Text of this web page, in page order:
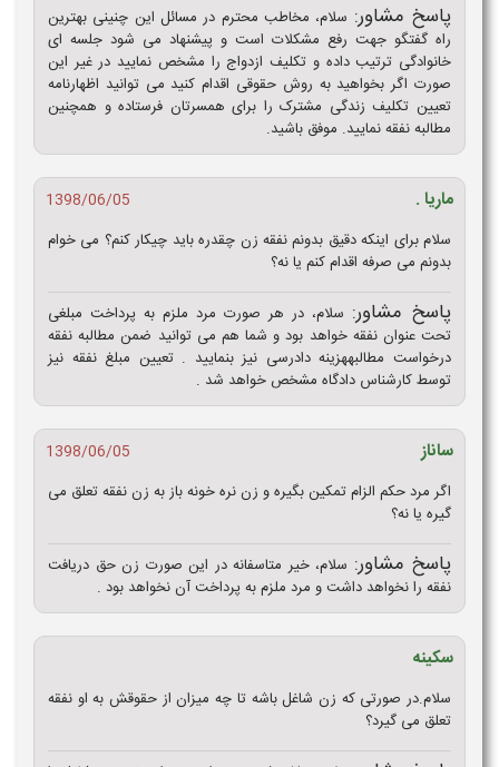
پاسخ مشاور: سلام، مخاطب محترم در مسائل این چنینی بهترین
راه گفتگو جهت رفع مشکلات است و پیشنهاد می شود جلسه ای
خانوادگی ترتیب داده و تکلیف ازدواج را مشخص نمایید در غیر این
صورت اگر بخواهید به روش حقوقی اقدام کنید می توانید اظهارنامه
تعیین تکلیف زندگی مشترک را برای همسرتان فرستاده و همچنین
مطالبه نفقه نمایید. موفق باشید.
ماریا .
1398/06/05
سلام برای اینکه دقیق بدونم نفقه زن چقدره باید چیکار کنم؟ می خوام
بدونم می صرفه اقدام کنم یا نه؟
پاسخ مشاور: سلام، در هر صورت مرد ملزم به پرداخت مبلغی
تحت عنوان نفقه خواهد بود و شما هم می توانید ضمن مطالبه نفقه
درخواست مطالبههزینه دادرسی نیز بنمایید . تعیین مبلغ نفقه نیز
توسط کارشناس دادگاه مشخص خواهد شد .
ساناز
1398/06/05
اگر مرد حکم الزام تمکین بگیره و زن نره خونه باز به زن نفقه تعلق می
گیره یا نه؟
پاسخ مشاور: سلام، خیر متاسفانه در این صورت زن حق دریافت
نفقه را نخواهد داشت و مرد ملزم به پرداخت آن نخواهد بود .
سکینه
سلام.در صورتی که زن شاغل باشه تا چه میزان از حقوقش به او نفقه
تعلق می گیرد؟